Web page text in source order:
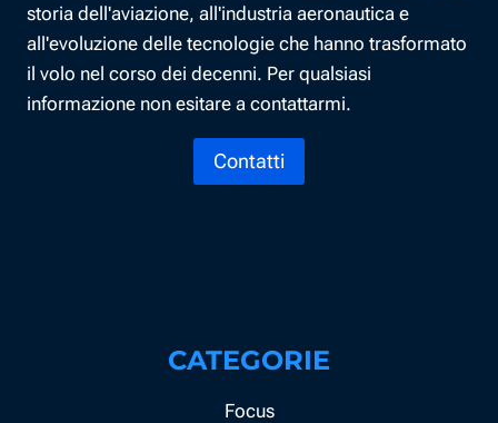
storia dell'aviazione, all'industria aeronautica e
all'evoluzione delle tecnologie che hanno trasformato
il volo nel corso dei decenni. Per qualsiasi
informazione non esitare a contattarmi.
Contatti
CATEGORIE
Focus